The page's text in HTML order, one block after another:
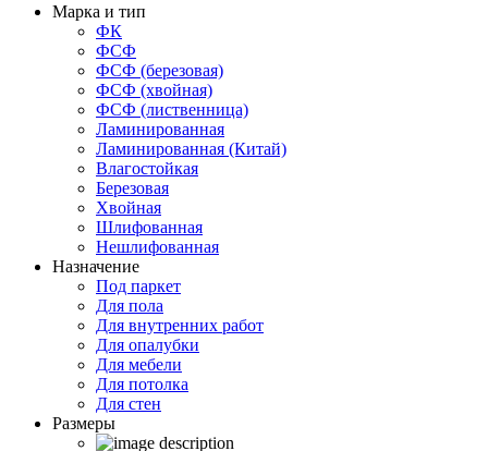
Марка и тип
ФК
ФСФ
ФСФ (березовая)
ФСФ (хвойная)
ФСФ (лиственница)
Ламинированная
Ламинированная (Китай)
Влагостойкая
Березовая
Хвойная
Шлифованная
Нешлифованная
Назначение
Под паркет
Для пола
Для внутренних работ
Для опалубки
Для мебели
Для потолка
Для стен
Размеры